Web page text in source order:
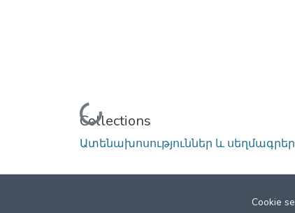
Loading...
Collections
Ատենախոսություններ և սեղմագրեր /
Cookie